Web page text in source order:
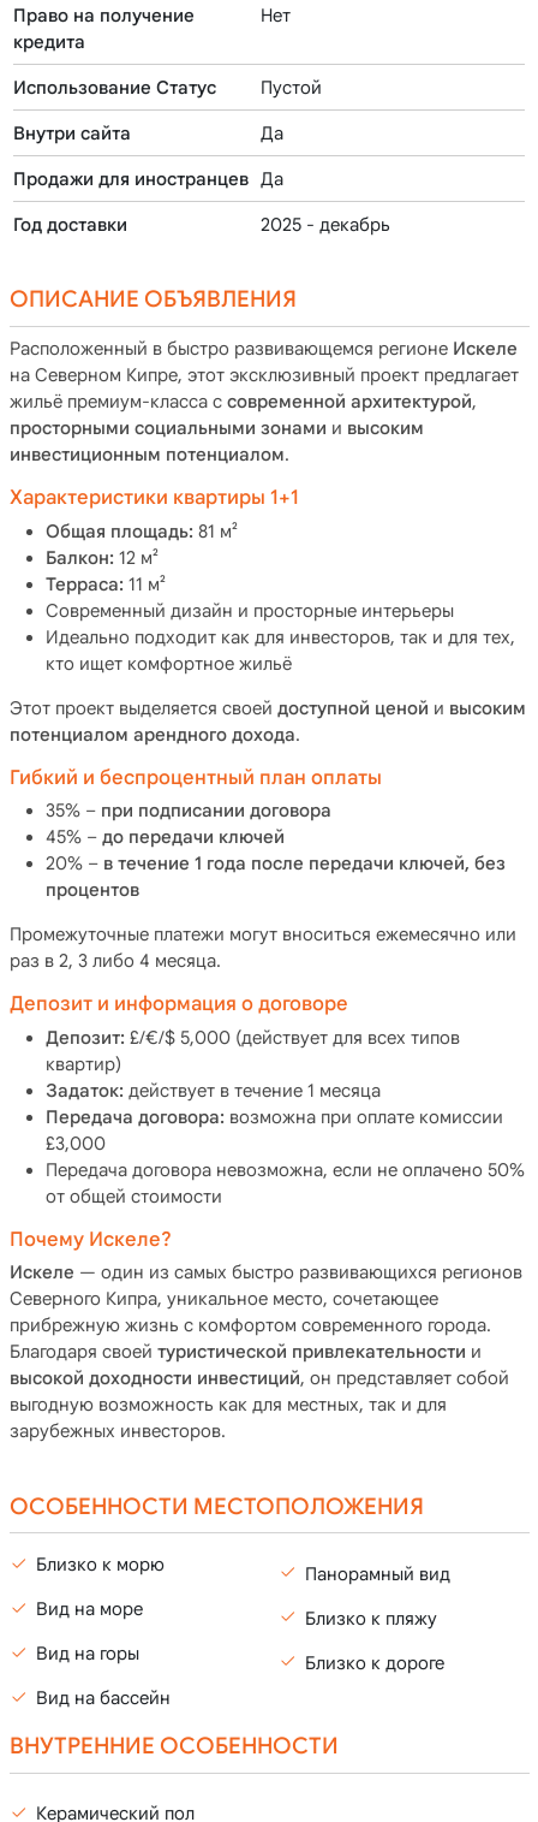
Право на получение
кредита
Нет
Использование Статус Пустой
Внутри сайта Да
Продажи для иностранцев Да
Год доставки 2025 - декабрь
ОПИСАНИЕ ОБЪЯВЛЕНИЯ
Расположенный в быстро развивающемся регионе Искеле
на Северном Кипре, этот эксклюзивный проект предлагает
жильё премиум-класса с современной архитектурой,
просторными социальными зонами и высоким
инвестиционным потенциалом.
Характеристики квартиры 1+1
Общая площадь: 81 м²
Балкон: 12 м²
Терраса: 11 м²
Современный дизайн и просторные интерьеры
Идеально подходит как для инвесторов, так и для тех,
кто ищет комфортное жильё
Этот проект выделяется своей доступной ценой и высоким
потенциалом арендного дохода.
Гибкий и беспроцентный план оплаты
35% – при подписании договора
45% – до передачи ключей
20% – в течение 1 года после передачи ключей, без
процентов
Промежуточные платежи могут вноситься ежемесячно или
раз в 2, 3 либо 4 месяца.
Депозит и информация о договоре
Депозит: £/€/$ 5,000 (действует для всех типов
квартир)
Задаток: действует в течение 1 месяца
Передача договора: возможна при оплате комиссии
£3,000
Передача договора невозможна, если не оплачено 50%
от общей стоимости
Почему Искеле?
Искеле — один из самых быстро развивающихся регионов
Северного Кипра, уникальное место, сочетающее
прибрежную жизнь с комфортом современного города.
Благодаря своей туристической привлекательности и
высокой доходности инвестиций, он представляет собой
выгодную возможность как для местных, так и для
зарубежных инвесторов.
ОСОБЕННОСТИ МЕСТОПОЛОЖЕНИЯ
Близко к морю
Вид на море
Вид на горы
Вид на бассейн
Панорамный вид
Близко к пляжу
Близко к дороге
ВНУТРЕННИЕ ОСОБЕННОСТИ
Керамический пол